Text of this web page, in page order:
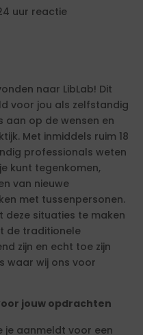
uur reactie
naar LibLab! Dit
voor jou als zelfstandig
op de wensen en
Met inmiddels ruim 18
professionals weten
kunt tegenkomen,
van nieuwe
met tussenpersonen.
deze situaties te maken
de traditionele
zijn en echt toe zijn
waar wij ons voor
jouw opdrachten
je aanmeldt voor een